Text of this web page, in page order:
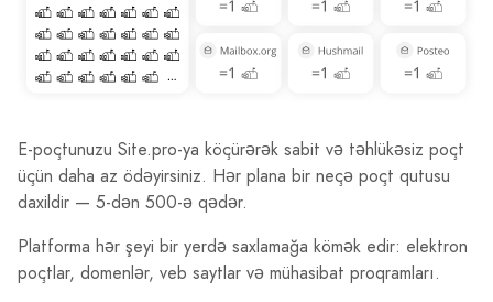
E-poçtunuzu Site.pro-ya köçürərək sabit və təhlükəsiz poçt
üçün daha az ödəyirsiniz. Hər plana bir neçə poçt qutusu
daxildir — 5-dən 500-ə qədər.
Platforma hər şeyi bir yerdə saxlamağa kömək edir: elektron
poçtlar, domenlər, veb saytlar və mühasibat proqramları.